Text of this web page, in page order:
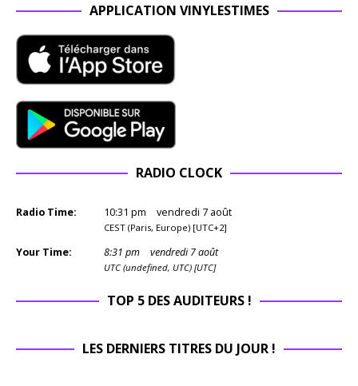
APPLICATION VINYLESTIMES
RADIO CLOCK
Radio Time: 10:31 pm vendredi 7 août
CEST (Paris, Europe) [UTC+2]
Your Time: 8:31 pm vendredi 7 août
UTC (undefined, UTC) [UTC]
TOP 5 DES AUDITEURS !
LES DERNIERS TITRES DU JOUR !